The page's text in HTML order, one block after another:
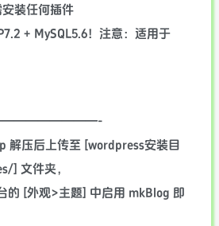
装任何插件
+ MySQL5.6！注意：适用于
解压后上传至 [wordpress安装目
] 文件夹，
的 [外观>主题] 中启用 mkBlog 即